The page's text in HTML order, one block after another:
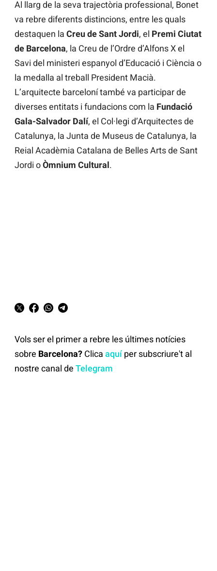
Al llarg de la seva trajectòria professional, Bonet
va rebre diferents distincions, entre les quals
destaquen la Creu de Sant Jordi, el Premi Ciutat
de Barcelona, la Creu de l’Ordre d’Alfons X el
Savi del ministeri espanyol d’Educació i Ciència o
la medalla al treball President Macià.
L’arquitecte barceloní també va participar de
diverses entitats i fundacions com la Fundació
Gala-Salvador Dalí, el Col·legi d’Arquitectes de
Catalunya, la Junta de Museus de Catalunya, la
Reial Acadèmia Catalana de Belles Arts de Sant
Jordi oÒmnium Cultural.
Vols ser el primer a rebre les últimes notícies
sobre Barcelona? Clica aquíper subscriure't al
nostre canal de Telegram